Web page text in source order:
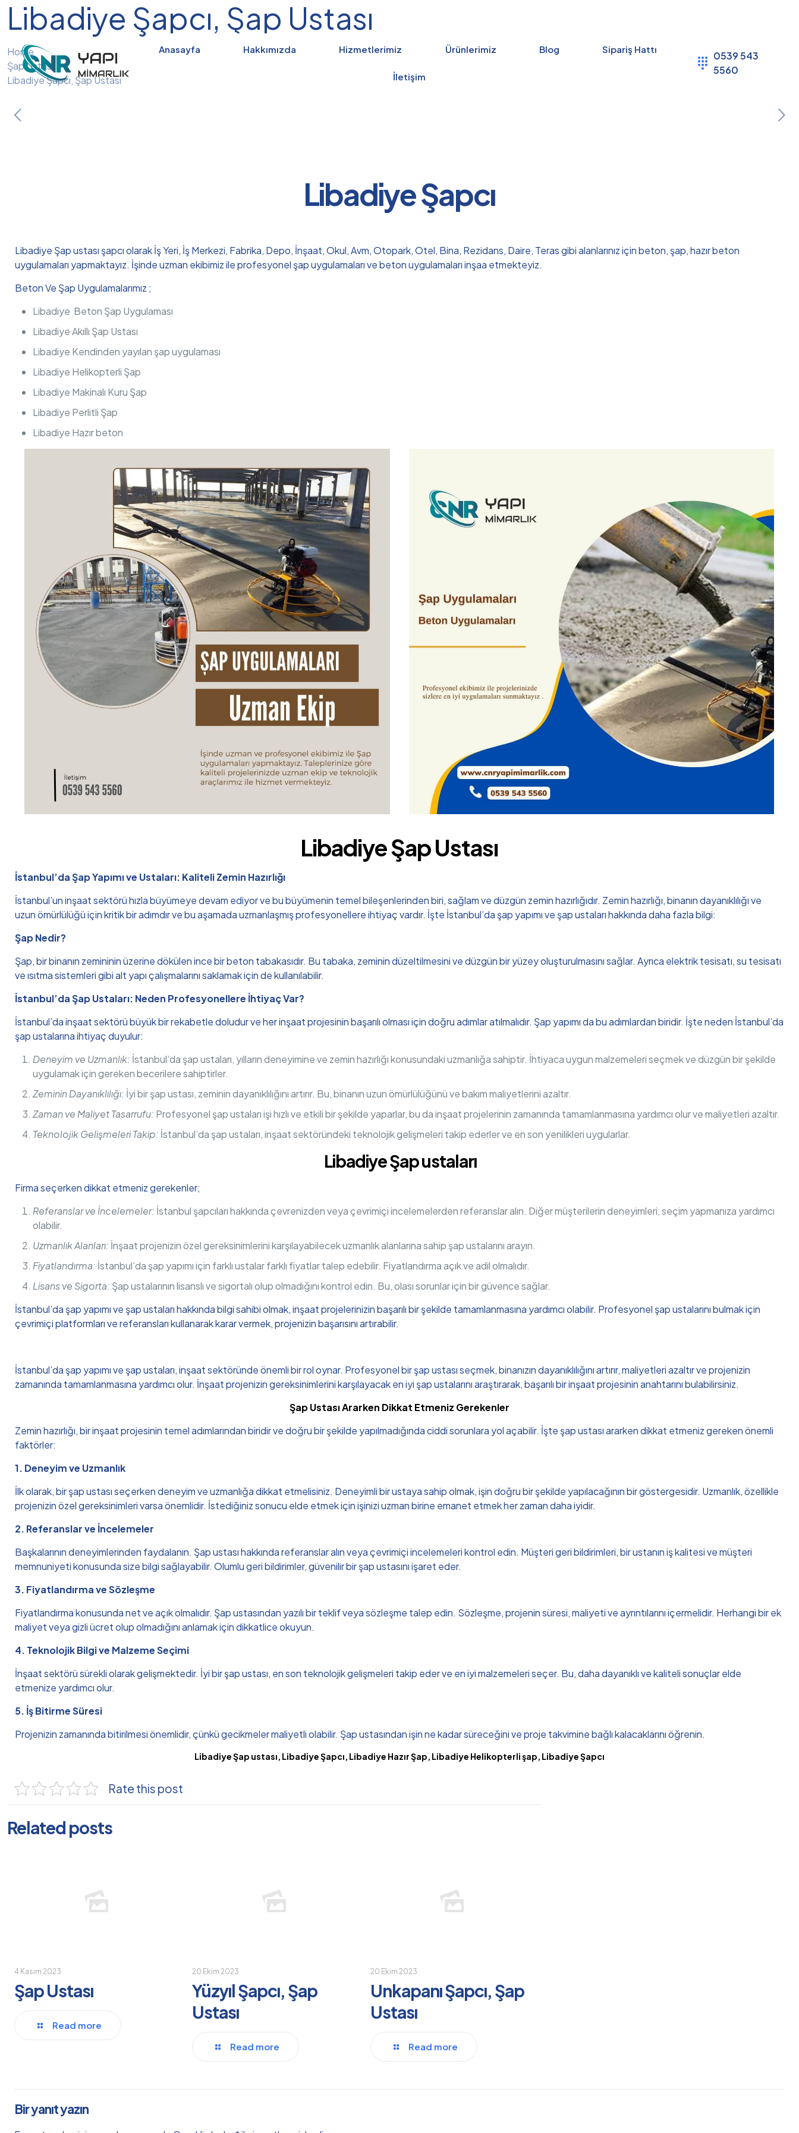
Anasayfa Hakkımızda Hizmetlerimiz Ürünlerimiz Blog Sipariş Hattı
İletişim
0539 543
5560
Libadiye Şapcı, Şap Ustası
Home
Şap Ustası
Libadiye Şapcı, Şap Ustası
Libadiye Şapcı
Libadiye Şap ustası şapcı olarak İş Yeri, İş Merkezi, Fabrika, Depo, İnşaat, Okul, Avm, Otopark, Otel, Bina, Rezidans, Daire, Teras gibi alanlarınız için beton, şap, hazır beton
uygulamaları yapmaktayız. İşinde uzman ekibimiz ile profesyonel şap uygulamaları ve beton uygulamaları inşaa etmekteyiz.
Beton Ve Şap Uygulamalarımız ;
Libadiye Beton Şap Uygulaması
Libadiye Akıllı Şap Ustası
Libadiye Kendinden yayılan şap uygulaması
Libadiye Helikopterli Şap
Libadiye Makinalı Kuru Şap
Libadiye Perlitli Şap
Libadiye Hazır beton
Libadiye Şap Ustası
İstanbul’da Şap Yapımı ve Ustaları: Kaliteli Zemin Hazırlığı
İstanbul’un inşaat sektörü hızla büyümeye devam ediyor ve bu büyümenin temel bileşenlerinden biri, sağlam ve düzgün zemin hazırlığıdır. Zemin hazırlığı, binanın dayanıklılığı ve
uzun ömürlülüğü için kritik bir adımdır ve bu aşamada uzmanlaşmış profesyonellere ihtiyaç vardır. İşte İstanbul’da şap yapımı ve şap ustaları hakkında daha fazla bilgi:
Şap Nedir?
Şap, bir binanın zemininin üzerine dökülen ince bir beton tabakasıdır. Bu tabaka, zeminin düzeltilmesini ve düzgün bir yüzey oluşturulmasını sağlar. Ayrıca elektrik tesisatı, su tesisatı
ve ısıtma sistemleri gibi alt yapı çalışmalarını saklamak için de kullanılabilir.
İstanbul’da Şap Ustaları: Neden Profesyonellere İhtiyaç Var?
İstanbul’da inşaat sektörü büyük bir rekabetle doludur ve her inşaat projesinin başarılı olması için doğru adımlar atılmalıdır. Şap yapımı da bu adımlardan biridir. İşte neden İstanbul’da
şap ustalarına ihtiyaç duyulur:
Deneyim ve Uzmanlık: İstanbul’da şap ustaları, yılların deneyimine ve zemin hazırlığı konusundaki uzmanlığa sahiptir. İhtiyaca uygun malzemeleri seçmek ve düzgün bir şekilde
uygulamak için gereken becerilere sahiptirler.
Zeminin Dayanıklılığı: İyi bir şap ustası, zeminin dayanıklılığını artırır. Bu, binanın uzun ömürlülüğünü ve bakım maliyetlerini azaltır.
Zaman ve Maliyet Tasarrufu: Profesyonel şap ustaları işi hızlı ve etkili bir şekilde yaparlar, bu da inşaat projelerinin zamanında tamamlanmasına yardımcı olur ve maliyetleri azaltır.
Teknolojik Gelişmeleri Takip: İstanbul’da şap ustaları, inşaat sektöründeki teknolojik gelişmeleri takip ederler ve en son yenilikleri uygularlar.
Libadiye Şap ustaları
Firma seçerken dikkat etmeniz gerekenler;
Referanslar ve İncelemeler: İstanbul şapcıları hakkında çevrenizden veya çevrimiçi incelemelerden referanslar alın. Diğer müşterilerin deneyimleri, seçim yapmanıza yardımcı
olabilir.
Uzmanlık Alanları: İnşaat projenizin özel gereksinimlerini karşılayabilecek uzmanlık alanlarına sahip şap ustalarını arayın.
Fiyatlandırma: İstanbul’da şap yapımı için farklı ustalar farklı fiyatlar talep edebilir. Fiyatlandırma açık ve adil olmalıdır.
Lisans ve Sigorta: Şap ustalarının lisanslı ve sigortalı olup olmadığını kontrol edin. Bu, olası sorunlar için bir güvence sağlar.
İstanbul’da şap yapımı ve şap ustaları hakkında bilgi sahibi olmak, inşaat projelerinizin başarılı bir şekilde tamamlanmasına yardımcı olabilir. Profesyonel şap ustalarını bulmak için
çevrimiçi platformları ve referansları kullanarak karar vermek, projenizin başarısını artırabilir.
İstanbul’da şap yapımı ve şap ustaları, inşaat sektöründe önemli bir rol oynar. Profesyonel bir şap ustası seçmek, binanızın dayanıklılığını artırır, maliyetleri azaltır ve projenizin
zamanında tamamlanmasına yardımcı olur. İnşaat projenizin gereksinimlerini karşılayacak en iyi şap ustalarını araştırarak, başarılı bir inşaat projesinin anahtarını bulabilirsiniz.
Şap Ustası Ararken Dikkat Etmeniz Gerekenler
Zemin hazırlığı, bir inşaat projesinin temel adımlarından biridir ve doğru bir şekilde yapılmadığında ciddi sorunlara yol açabilir. İşte şap ustası ararken dikkat etmeniz gereken önemli
faktörler:
1. Deneyim ve Uzmanlık
İlk olarak, bir şap ustası seçerken deneyim ve uzmanlığa dikkat etmelisiniz. Deneyimli bir ustaya sahip olmak, işin doğru bir şekilde yapılacağının bir göstergesidir. Uzmanlık, özellikle
projenizin özel gereksinimleri varsa önemlidir. İstediğiniz sonucu elde etmek için işinizi uzman birine emanet etmek her zaman daha iyidir.
2. Referanslar ve İncelemeler
Başkalarının deneyimlerinden faydalanın. Şap ustası hakkında referanslar alın veya çevrimiçi incelemeleri kontrol edin. Müşteri geri bildirimleri, bir ustanın iş kalitesi ve müşteri
memnuniyeti konusunda size bilgi sağlayabilir. Olumlu geri bildirimler, güvenilir bir şap ustasını işaret eder.
3. Fiyatlandırma ve Sözleşme
Fiyatlandırma konusunda net ve açık olmalıdır. Şap ustasından yazılı bir teklif veya sözleşme talep edin. Sözleşme, projenin süresi, maliyeti ve ayrıntılarını içermelidir. Herhangi bir ek
maliyet veya gizli ücret olup olmadığını anlamak için dikkatlice okuyun.
4. Teknolojik Bilgi ve Malzeme Seçimi
İnşaat sektörü sürekli olarak gelişmektedir. İyi bir şap ustası, en son teknolojik gelişmeleri takip eder ve en iyi malzemeleri seçer. Bu, daha dayanıklı ve kaliteli sonuçlar elde
etmenize yardımcı olur.
5. İş Bitirme Süresi
Projenizin zamanında bitirilmesi önemlidir, çünkü gecikmeler maliyetli olabilir. Şap ustasından işin ne kadar süreceğini ve proje takvimine bağlı kalacaklarını öğrenin.
Libadiye Şap ustası, Libadiye Şapcı, Libadiye Hazır Şap, Libadiye Helikopterli şap, Libadiye Şapcı
Rate this post
Related posts
4 Kasım 2023
Şap Ustası
Read more
20 Ekim 2023
Yüzyıl Şapcı, Şap
Ustası
Read more
20 Ekim 2023
Unkapanı Şapcı, Şap
Ustası
Read more
Bir yanıt yazın